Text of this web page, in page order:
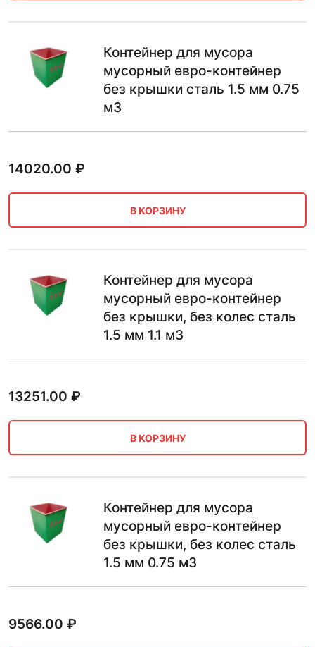
Контейнер для мусора
мусорный евро-контейнер
без крышки сталь 1.5 мм 0.75
м3
14020.00 ₽
В КОРЗИНУ
Контейнер для мусора
мусорный евро-контейнер
без крышки, без колес сталь
1.5 мм 1.1 м3
13251.00 ₽
В КОРЗИНУ
Контейнер для мусора
мусорный евро-контейнер
без крышки, без колес сталь
1.5 мм 0.75 м3
9566.00 ₽